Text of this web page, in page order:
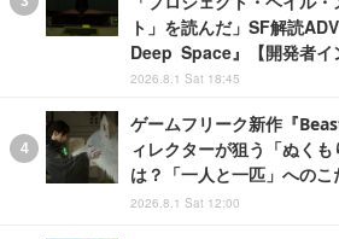
ト」を読んだ」SF解読
Deep Space』【開発者イ
2026.8.1 Sat 18:45
ゲームフリーク新作『
ィレクターが狙う「ぬく
は？「一人と一匹」へのこ
2026.8.1 Sat 12:00